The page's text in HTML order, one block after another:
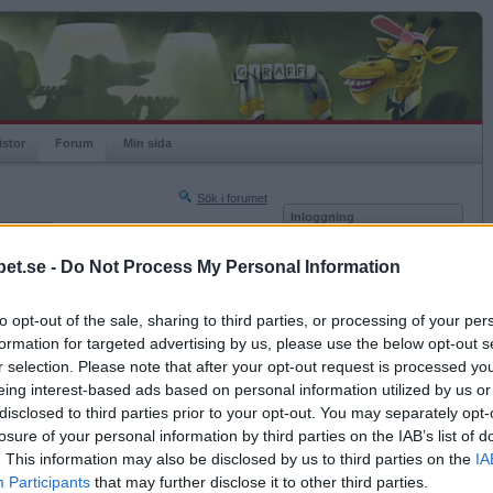
- Do Not Process My Personal Information
opt-out of the sale, sharing to third parties, or processing of your
for targeted advertising by us, please use the below opt-out
selection. Please note that after your opt-out request is processed
interest-based ads based on personal information utilized by us
to third parties prior to your opt-out. You may separately
of your personal information by third parties on the IAB’s list of
This information may also be disclosed by us to third parties on the
Participants that may further disclose it to other third parties.
Forum Min sida
Sök i forumet
Nästa sida »
2014-04-03 21:55
du små kikade ?
Inloggning
Kom ihåg mig
Glömt ditt lösenord?
Få ny aktiveringslänk
Betapet är gratis!